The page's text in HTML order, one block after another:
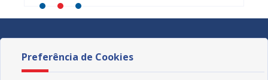
Preferência de Cookies